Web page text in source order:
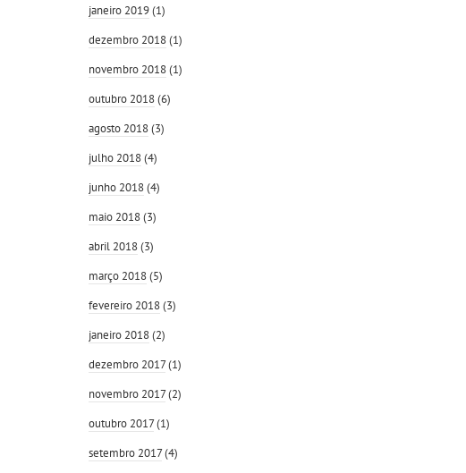
janeiro 2019(1)
dezembro 2018(1)
novembro 2018(1)
outubro 2018(6)
agosto 2018(3)
julho 2018(4)
junho 2018(4)
maio 2018(3)
abril 2018(3)
março 2018(5)
fevereiro 2018(3)
janeiro 2018(2)
dezembro 2017(1)
novembro 2017(2)
outubro 2017(1)
setembro 2017(4)